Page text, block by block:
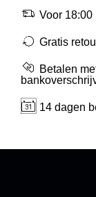
Voor 18:00
Gratis
Betalen
14 dagen